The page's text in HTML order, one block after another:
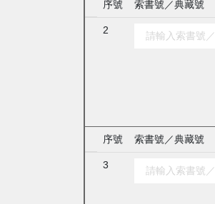
序號 索書號／典藏號
2
序號 索書號／典藏號
3